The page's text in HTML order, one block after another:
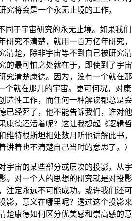
究将会是一个永无止境的工作。
同于宇宙研究的永无止境。如果我们
研究不清楚，就用一百万亿年研究，
清楚，除非宇宙等不到自己被研究清
的最可怕之处就在于，即使到了宇宙
究清楚康德。因为，没有一个就在那
个就在那儿的宇宙。更可何况，对康
造性工作，而任何一种解读都总是会
已经死了，他不能告诉我们，谁对他
康德还活着呢？这让我想起《逻辑哲
维特根斯坦相处数月听他讲解此书，
讲着也不清楚自己当时的意思了。）
宇宙的某些部分或层次的投影。从宇
。对一个人的思想的研究就是对投影
注定永远不可能成功。或许我们还可
影，意义在哪里呢？透过这个投影来
楚康德如何区分优美感和崇高感的意